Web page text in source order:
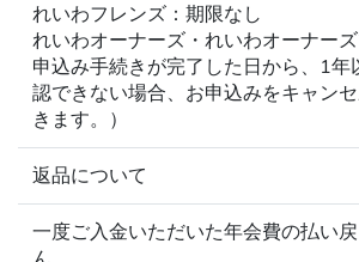
れいわフレンズ：期限なし
れいわオーナーズ・れいわオーナー
申込み手続きが完了した日から、1年
認できない場合、お申込みをキャン
きます。）
返品について
一度ご入金いただいた年会費の払い